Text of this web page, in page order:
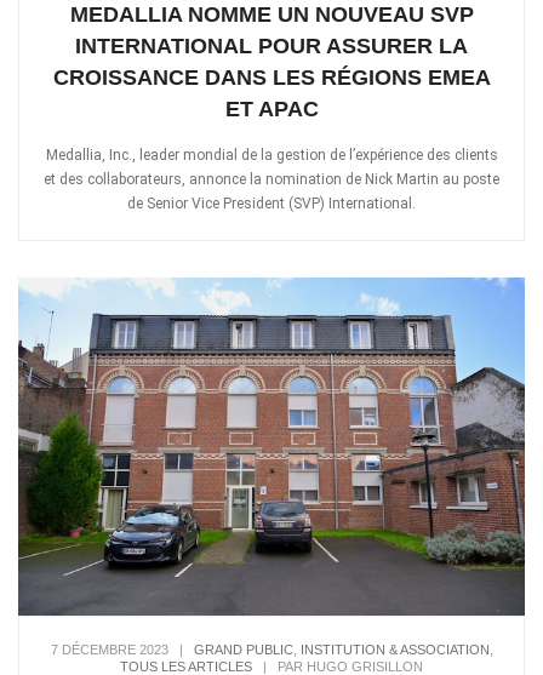
MEDALLIA NOMME UN NOUVEAU SVP
INTERNATIONAL POUR ASSURER LA
CROISSANCE DANS LES RÉGIONS EMEA
ET APAC
Medallia, Inc., leader mondial de la gestion de l’expérience des clients
et des collaborateurs, annonce la nomination de Nick Martin au poste
de Senior Vice President (SVP) International.
7 DÉCEMBRE 2023| GRAND PUBLIC, INSTITUTION & ASSOCIATION
TOUS LES ARTICLES | PAR HUGO GRISILLON